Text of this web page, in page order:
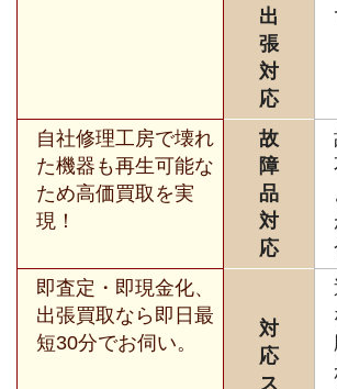
出
張
対
応
自社修理工房で壊れ
た機器も再生可能な
ため高価買取を実
現！
故
障
品
対
応
即査定・即現金化、
出張買取なら即日最
短30分でお伺い。
対
応
ス